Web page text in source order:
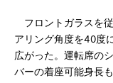
フロントガラスを
アリング角度を40度
広がった。運転席の
バーの着座可能身長